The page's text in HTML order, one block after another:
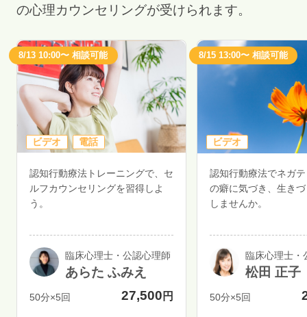
の心理カウンセリングが受けられます。
8/13 10:00〜 相談可能
ビデオ 電話
認知行動療法トレーニングで、セ
ルフカウンセリングを習得しよ
う。
臨床心理士・公認心理師
あらた ふみえ
50分×5回 27,500 円
8/15 13:00〜 相談可能
ビデオ
認知行動療法でネガ
の癖に気づき、生き
しませんか。
臨床心理士・
松田 正子
50分×5回